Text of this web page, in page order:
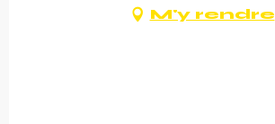
M'y rendre